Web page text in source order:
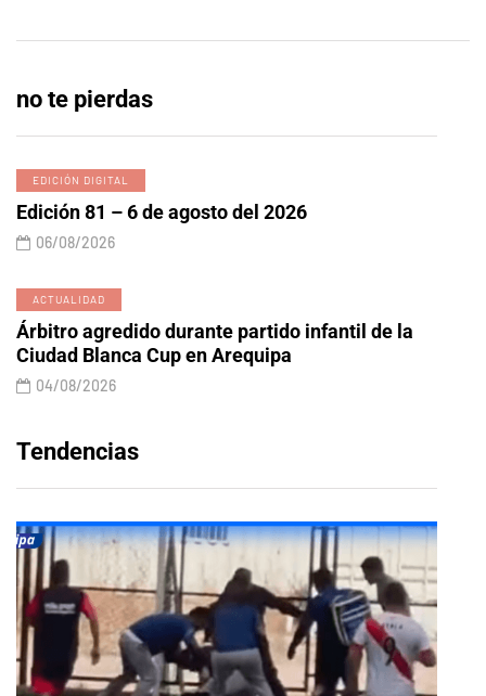
no te pierdas
EDICIÓN DIGITAL
Edición 81 – 6 de agosto del 2026
06/08/2026
ACTUALIDAD
Árbitro agredido durante partido infantil de la
Ciudad Blanca Cup en Arequipa
04/08/2026
Tendencias